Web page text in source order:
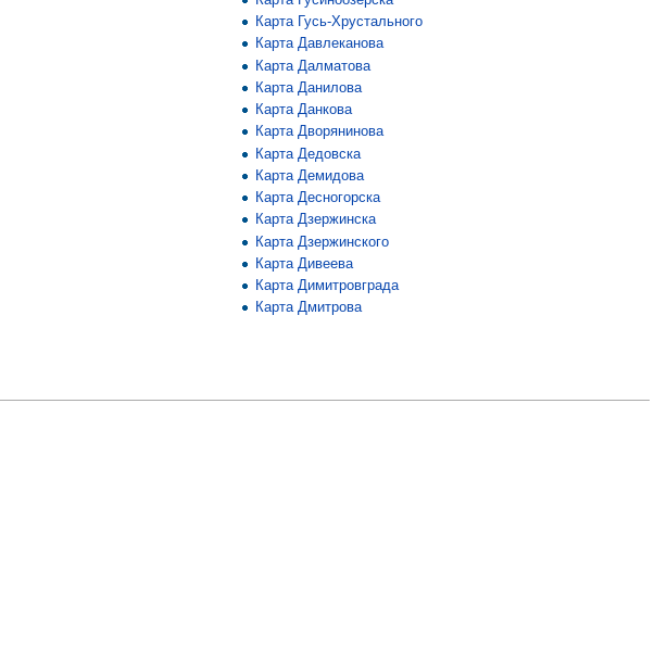
Карта Гусь-Хрустального
Карта Давлеканова
Карта Далматова
Карта Данилова
Карта Данкова
Карта Дворянинова
Карта Дедовска
Карта Демидова
Карта Десногорска
Карта Дзержинска
Карта Дзержинского
Карта Дивеева
Карта Димитровграда
Карта Дмитрова